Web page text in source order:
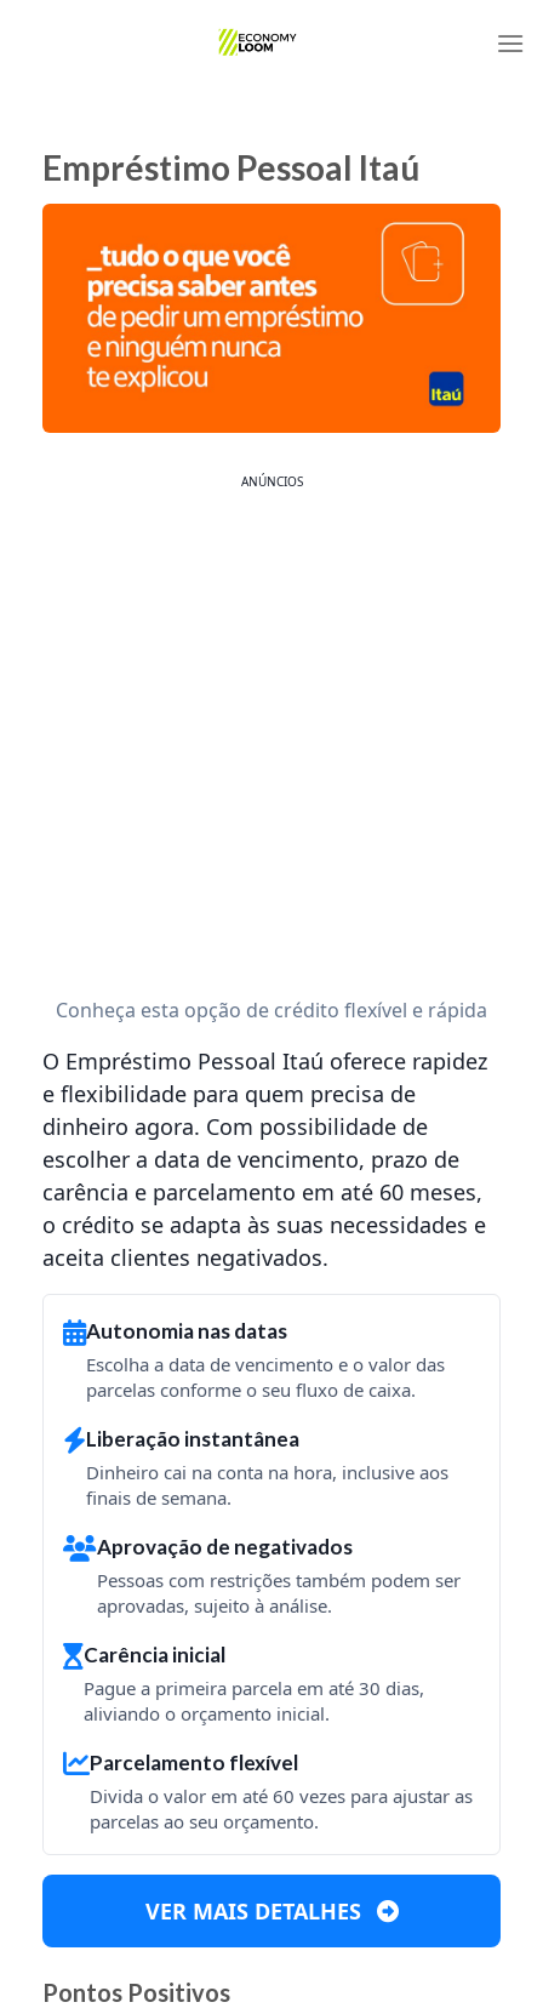
Empréstimo Pessoal Itaú
ANÚNCIOS
Conheça esta opção de crédito flexível e rápida
O Empréstimo Pessoal Itaú oferece rapidez
e flexibilidade para quem precisa de
dinheiro agora. Com possibilidade de
escolher a data de vencimento, prazo de
carência e parcelamento em até 60 meses,
o crédito se adapta às suas necessidades e
aceita clientes negativados.
Autonomia nas datas
Escolha a data de vencimento e o valor das
parcelas conforme o seu fluxo de caixa.
Liberação instantânea
Dinheiro cai na conta na hora, inclusive aos
finais de semana.
Aprovação de negativados
Pessoas com restrições também podem ser
aprovadas, sujeito à análise.
Carência inicial
Pague a primeira parcela em até 30 dias,
aliviando o orçamento inicial.
Parcelamento flexível
Divida o valor em até 60 vezes para ajustar as
parcelas ao seu orçamento.
VER MAIS DETALHES
Pontos Positivos